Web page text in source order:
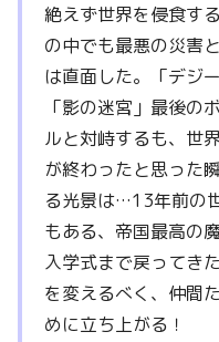
絶えず世界を侵食す
の中でも最悪の災害
は直面した。「デジ
「影の迷宮」最後の
ルと対峙するも、世
が終わったと思った
る光景は…13年前の
もある、帝国最高の
入学式まで戻ってき
を変えるべく、仲間
めに立ち上がる！